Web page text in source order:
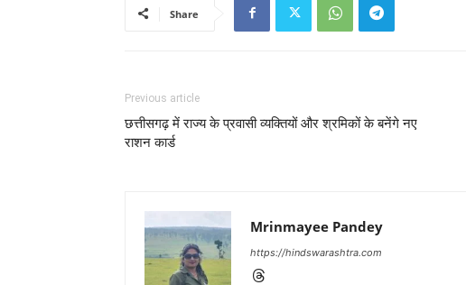
Share
Previous article
छत्तीसगढ़ में राज्य के प्रवासी व्यक्तियों और श्रमिकों के बनेंगे नए
राशन कार्ड
Mrinmayee Pandey
https://hindswarashtra.com